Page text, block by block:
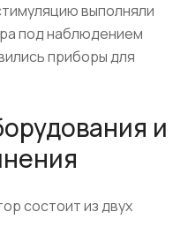
выполняли
под наблюдением
приборы для
и
состоит из двух